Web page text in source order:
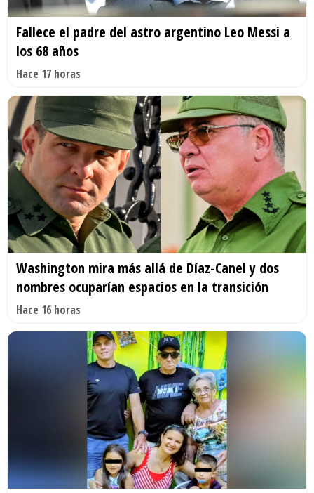
Fallece el padre del astro argentino Leo Messi a
los 68 años
Hace 17 horas
Washington mira más allá de Díaz-Canel y dos
nombres ocuparían espacios en la transición
Hace 16 horas